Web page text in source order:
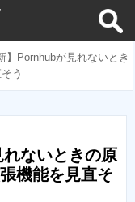
】Pornhubが見れないとき
う
れないときの原
機能を見直そ